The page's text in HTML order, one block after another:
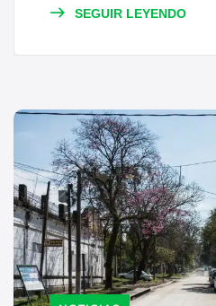
SEGUIR LEYENDO